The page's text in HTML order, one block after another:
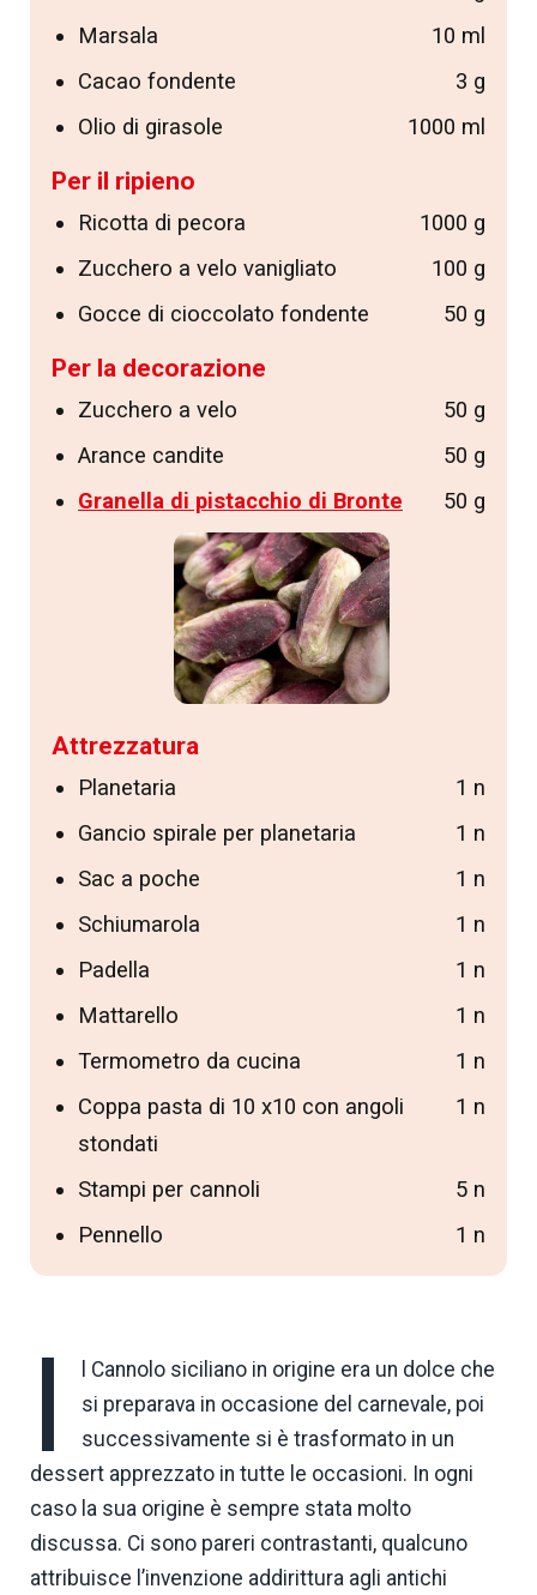
Marsala
10 ml
Cacao fondente
3 g
Olio di girasole
1000 ml
Per il ripieno
Ricotta di pecora
1000 g
Zucchero a velo vanigliato
100 g
Gocce di cioccolato fondente
50 g
Per la decorazione
Zucchero a velo
50 g
Arance candite
50 g
Granella di pistacchio di Bronte
50 g
Attrezzatura
Planetaria
1 n
Gancio spirale per planetaria
1 n
Sac a poche
1 n
Schiumarola
1 n
Padella
1 n
Mattarello
1 n
Termometro da cucina
1 n
Coppa pasta di 10 x10 con angoli
stondati
1 n
Stampi per cannoli
5 n
Pennello
1 n
I
l Cannolo siciliano in origine era un dolce che
si preparava in occasione del carnevale, poi
successivamente si è trasformato in un
dessert apprezzato in tutte le occasioni. In ogni
caso la sua origine è sempre stata molto
discussa. Ci sono pareri contrastanti, qualcuno
attribuisce l’invenzione addirittura agli antichi